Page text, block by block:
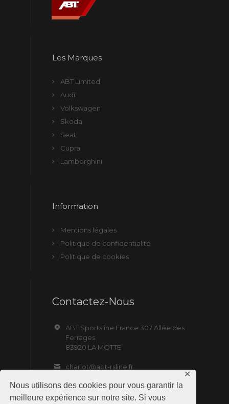
Nous utilisons des cookies pour vous garantir la
meilleure expérience sur notre site. Si vous
✕
Les Marques
ABT Limited
Audi
Volkswagen
Skoda
Seat
Cupra
Lamborghini
Information
Mentions légales
Politique de confidentialité
Politique de cookies
Contactez-Nous
ABT Sportsline France 307 Allée des
Ferrages
83920 LA MOTTE
charlot@abt-rsline.fr